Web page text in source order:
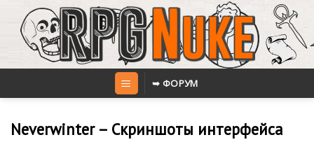
content
➥ ФОРУМ
Neverwinter – Скриншоты интерфейса